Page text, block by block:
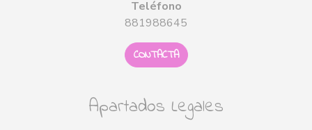
Teléfono
881988645
CONTACTA
Apartados Legales